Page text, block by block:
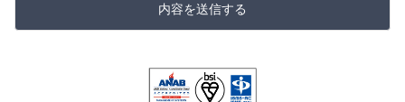
内容を送信する